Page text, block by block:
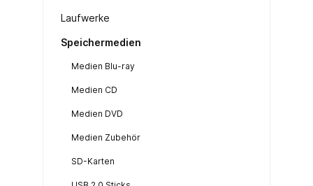
Laufwerke
Speichermedien
Medien Blu-ray
Medien CD
Medien DVD
Medien Zubehör
SD-Karten